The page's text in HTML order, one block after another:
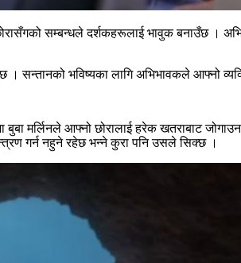
सम्बन्धले दर्शकहरूलाई भावुक बनाउँछ ।
सन्तानको भविष्यका लागि अभिभावकले आफ्नो
मर्लिनले आफ्नो छोरालाई हरेक खतराबाट
गर्न नहुने रहेछ भन्ने कुरा पनि उसले सिक्छ ।